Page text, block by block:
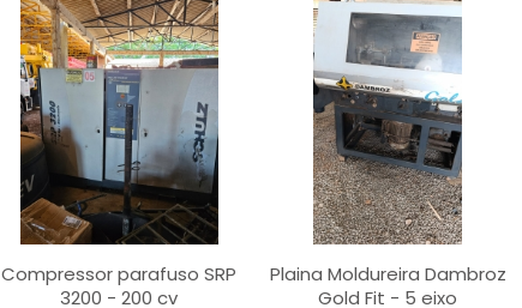
Compressor parafuso SRP
3200 - 200 cv
Plaina Moldureira Dambroz
Gold Fit - 5 eixo